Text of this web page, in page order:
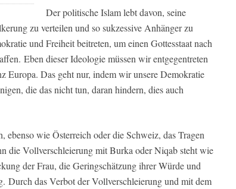
Der politische Islam lebt davon, seine
zu verteilen und so sukzessive Anhänger zu
und Freiheit beitreten, um einen Gottesstaat nach
Eben dieser Ideologie müssen wir entgegentreten
Europa. Das geht nur, indem wir unsere Demokratie
die das nicht tun, daran hindern, dies auch
ebenso wie Österreich oder die Schweiz, das Tragen
die Vollverschleierung mit Burka oder Niqab steht wie
der Frau, die Geringschätzung ihrer Würde und
Durch das Verbot der Vollverschleierung und mit dem